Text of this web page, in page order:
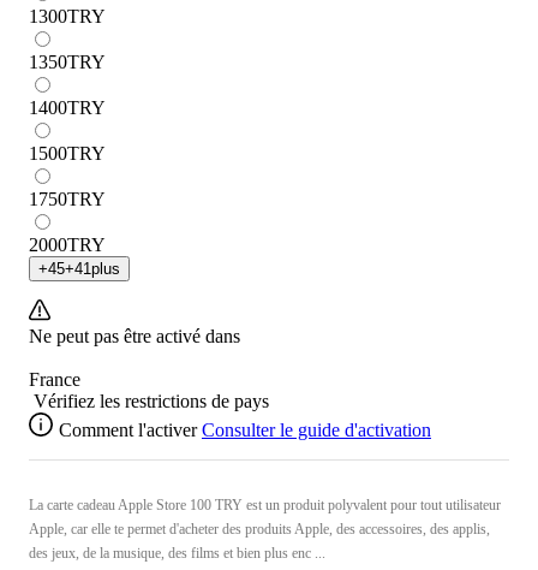
1300TRY
1350TRY
1400TRY
1500TRY
1750TRY
2000TRY
+45+41 plus
Ne peut pas être activé dans
France
Vérifiez les restrictions de pays
Comment l'activer Consulter le guide d'activation
La carte cadeau Apple Store 100 TRY est un produit polyvalent pour tout utilisateur
Apple, car elle te permet d'acheter des produits Apple, des accessoires, des applis,
des jeux, de la musique, des films et bien plus enc ...